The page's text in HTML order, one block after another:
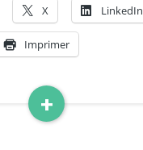
+
Read
X LinkedIn
Imprimer